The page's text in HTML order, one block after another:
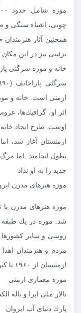
چوبی، اشیاء سنگی و
همچنین آثار
تزئینی نیز در این
خانه و موزه سرگئی
اثر او، گرافیك‌ها،
جدید را به او نداد
موزه هنرهای مدرن
روسی و سایر كشورها
مردم و هنرمندان
ارمنستان از ۱۹۶۰ تا كنون را مشاهده كررد.
موزه معماری ارمنی
تالار ملی اپرا و باله
پارك دنیای آب ایروان